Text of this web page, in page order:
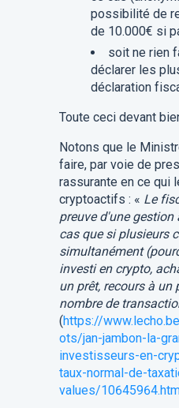
possibilité de
de 10.000€ si
soit ne rien
déclarer les
déclaration
Toute ceci devant
Notons que le
faire, par voie de
rassurante en ce qui
cryptoactifs : « Le
preuve d'une gestion
cas que si plusieurs
simultanément
investi en crypto,
un prêt, recours à un
nombre de
(https://
ots/jan-jambon-la-
investisseurs-en-
taux-normal-de-
values/